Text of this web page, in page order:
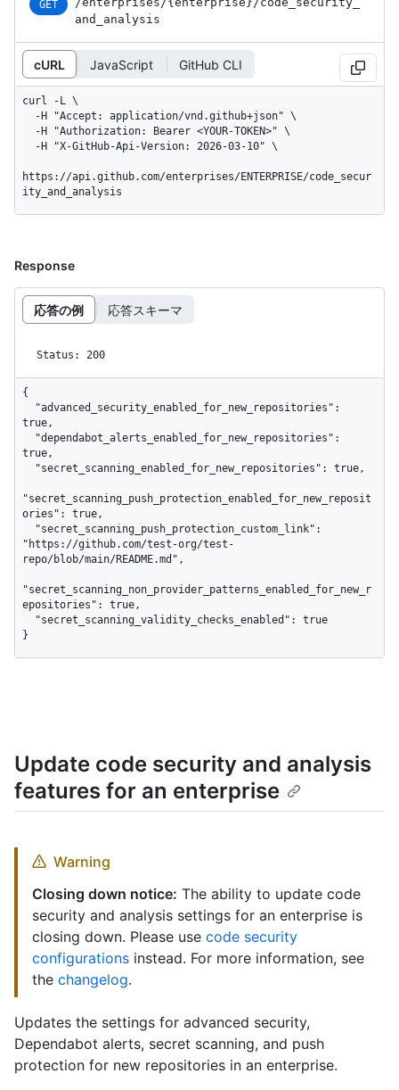
GET
and_ analysis
cURL JavaScript GitHub CLI
curl -L \
https://api.github.com/enterprises/ENTERPRISE/code_secur
ity_and_analysis
Response
応答の例 応答スキーマ
Status: 200
{
true,
true,
"secret_scanning_push_protection_enabled_for_new_reposit
ories": true,
"https://github.com/test-org/test-
repo/blob/main/README.md",
"secret_scanning_non_provider_patterns_enabled_for_new_r
epositories": true,
}
Update code security and analysis
features for an enterprise
Warning
Closing down notice: The ability to update code
security and analysis settings for an enterprise is
closing down. Please use code security
configurations instead. For more information, see
the changelog.
Updates the settings for advanced security,
Dependabot alerts, secret scanning, and push
protection for new repositories in an enterprise.